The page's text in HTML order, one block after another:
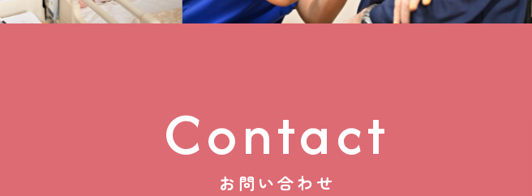
Contact
お問い合わせ